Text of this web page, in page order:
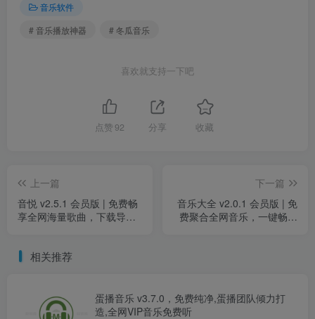
音乐软件
# 音乐播放神器
# 冬瓜音乐
喜欢就支持一下吧
点赞 92 分享 收藏
上一篇
音悦 v2.5.1 会员版 | 免费畅
享全网海量歌曲，下载导入
下一篇
音乐大全 v2.0.1 会员版 | 免
费聚合全网音乐，一键畅听
相关推荐
蛋播音乐 v3.7.0，免费纯净,蛋播团队倾力打
造,全网VIP音乐免费听